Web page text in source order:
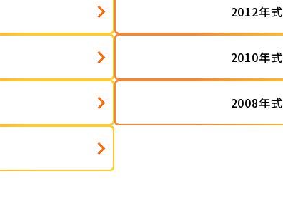
2012年式
2010年式
2008年式